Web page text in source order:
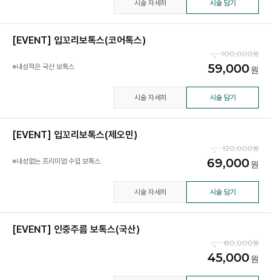
시술 자세히 시술 담기
[EVENT] 입꼬리보톡스(코어톡스)
※내성적은 국산 보톡스
100,000
59,000
시술 자세히 시술 담기
[EVENT] 입꼬리보톡스(제오민)
※내성없는 프리미엄 수입 보톡스
120,000
69,000
시술 자세히 시술 담기
[EVENT] 인중주름 보톡스(국산)
80,000
45,000